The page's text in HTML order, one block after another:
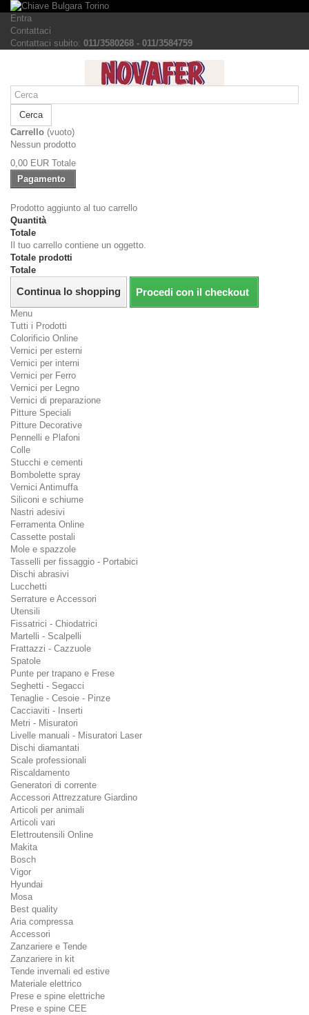
Entra
Contattaci
Contattaci subito: 011/3580268 - 011/3584759
Cerca
Carrello (vuoto)
Nessun prodotto
0,00 EUR Totale
Pagamento
Prodotto aggiunto al tuo carrello
Quantità
Totale
Il tuo carrello contiene un oggetto.
Totale prodotti
Totale
Continua lo shopping Procedi con il checkout
Menu
Tutti i Prodotti
Colorificio Online
Vernici per esterni
Vernici per interni
Vernici per Ferro
Vernici per Legno
Vernici di preparazione
Pitture Speciali
Pitture Decorative
Pennelli e Plafoni
Colle
Stucchi e cementi
Bombolette spray
Vernici Antimuffa
Siliconi e schiume
Nastri adesivi
Ferramenta Online
Cassette postali
Mole e spazzole
Tasselli per fissaggio - Portabici
Dischi abrasivi
Lucchetti
Serrature e Accessori
Utensili
Fissatrici - Chiodatrici
Martelli - Scalpelli
Frattazzi - Cazzuole
Spatole
Punte per trapano e Frese
Seghetti - Segacci
Tenaglie - Cesoie - Pinze
Cacciaviti - Inserti
Metri - Misuratori
Livelle manuali - Misuratori Laser
Dischi diamantati
Scale professionali
Riscaldamento
Generatori di corrente
Accessori Attrezzature Giardino
Articoli per animali
Articoli vari
Elettroutensili Online
Makita
Bosch
Vigor
Hyundai
Mosa
Best quality
Aria compressa
Accessori
Zanzariere e Tende
Zanzariere in kit
Tende invernali ed estive
Materiale elettrico
Prese e spine elettriche
Prese e spine CEE